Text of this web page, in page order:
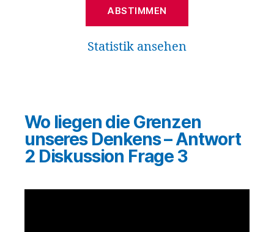
Statistik ansehen
Wo liegen die Grenzen
unseres Denkens – Antwort
2 Diskussion Frage 3